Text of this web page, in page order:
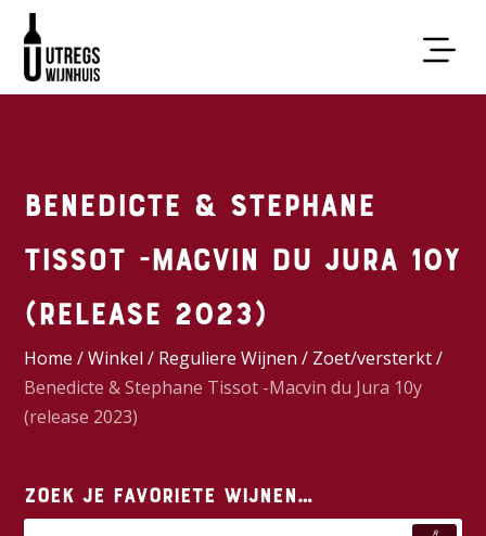
Benedicte & Stephane
Tissot -Macvin du Jura 10y
(release 2023)
Home /Winkel / Reguliere Wijnen / Zoet/versterkt/
Benedicte & Stephane Tissot -Macvin du Jura 10y
(release 2023)
Zoek je favoriete wijnen…